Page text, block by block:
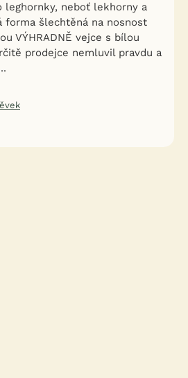
leghornky, neboť lekhorny a
forma šlechtěná na nosnost
VÝHRADNĚ vejce s bílou
prodejce nemluvil pravdu a